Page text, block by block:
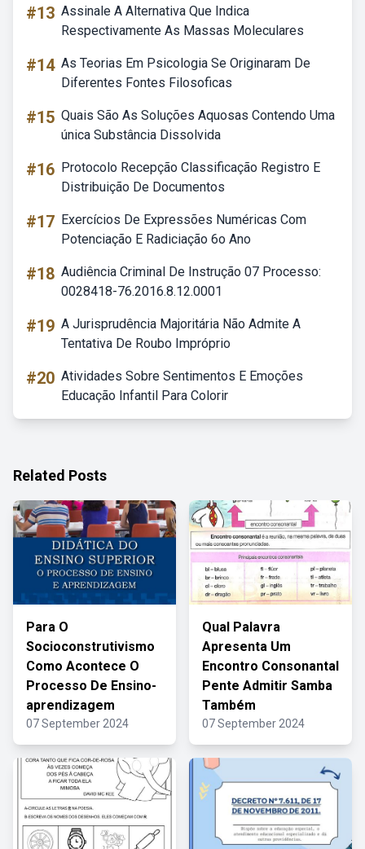
#13 Assinale A Alternativa Que Indica
Respectivamente As Massas Moleculares
#14 As Teorias Em Psicologia Se Originaram De
Diferentes Fontes Filosoficas
#15 Quais São As Soluções Aquosas Contendo Uma
única Substância Dissolvida
#16 Protocolo Recepção Classificação Registro E
Distribuição De Documentos
#17 Exercícios De Expressões Numéricas Com
Potenciação E Radiciação 6o Ano
#18 Audiência Criminal De Instrução 07 Processo:
0028418-76.2016.8.12.0001
#19 A Jurisprudência Majoritária Não Admite A
Tentativa De Roubo Impróprio
#20 Atividades Sobre Sentimentos E Emoções
Educação Infantil Para Colorir
Related Posts
Para O
Socioconstrutivismo
Como Acontece O
Processo De Ensino-
aprendizagem
07 September 2024
Qual Palavra
Apresenta Um
Encontro Consonantal
Pente Admitir Samba
Também
07 September 2024